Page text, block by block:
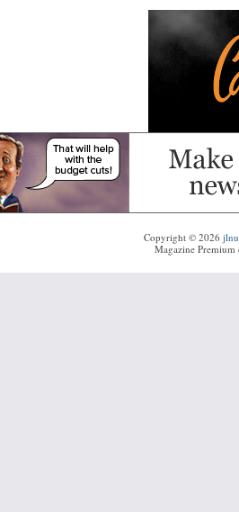
Copyright © 2026
Magazine Premium